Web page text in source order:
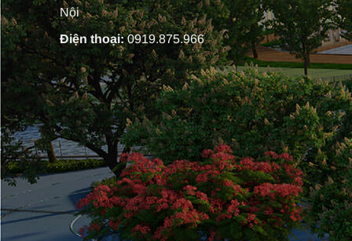
Nội
Điện thoại:0919.875.966